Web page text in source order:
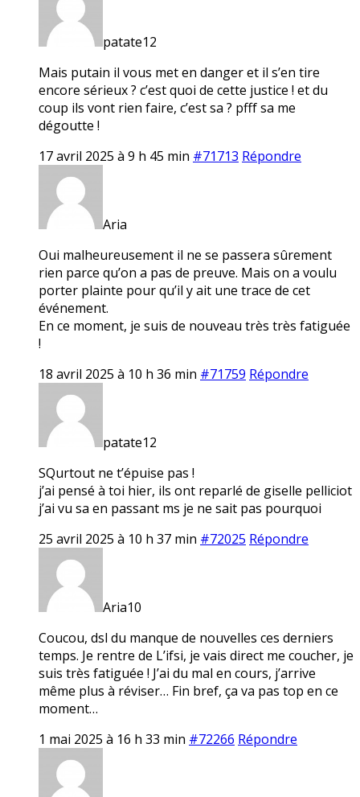
patate12
Mais putain il vous met en danger et il s’en tire
encore sérieux ? c’est quoi de cette justice ! et du
coup ils vont rien faire, c’est sa ? pfff sa me
dégoutte !
17 avril 2025 à 9 h 45 min #71713 Répondre
Aria
Oui malheureusement il ne se passera sûrement
rien parce qu’on a pas de preuve. Mais on a voulu
porter plainte pour qu’il y ait une trace de cet
événement.
En ce moment, je suis de nouveau très très fatiguée
!
18 avril 2025 à 10 h 36 min #71759 Répondre
patate12
SQurtout ne t’épuise pas !
j’ai pensé à toi hier, ils ont reparlé de giselle pelliciot
j’ai vu sa en passant ms je ne sait pas pourquoi
25 avril 2025 à 10 h 37 min #72025 Répondre
Aria10
Coucou, dsl du manque de nouvelles ces derniers
temps. Je rentre de L’ifsi, je vais direct me coucher, je
suis très fatiguée ! J’ai du mal en cours, j’arrive
même plus à réviser… Fin bref, ça va pas top en ce
moment…
1 mai 2025 à 16 h 33 min #72266 Répondre